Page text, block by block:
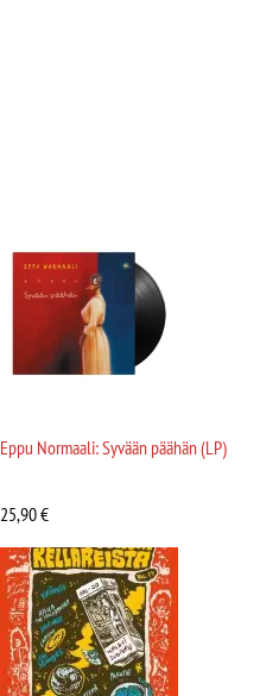
Eppu Normaali: Syvään päähän (LP)
25,90€